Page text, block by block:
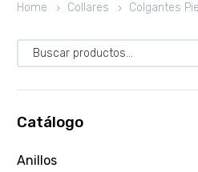
Home Collares Colgantes
Catálogo
Anillos